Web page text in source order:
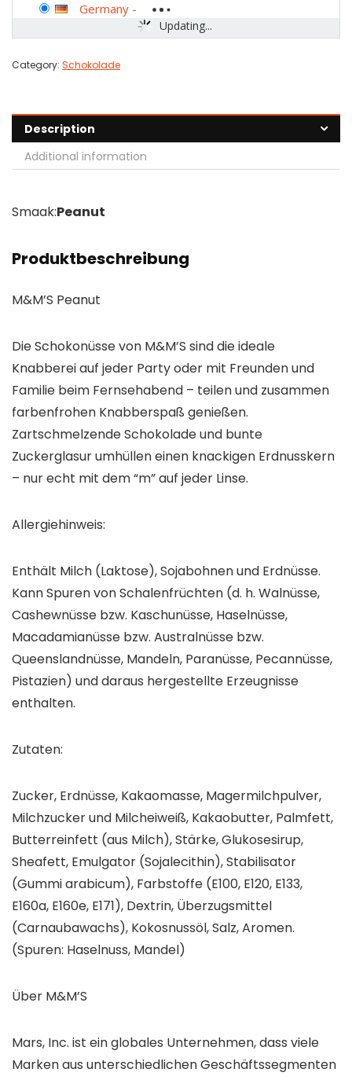
Updating...
Germany -
Category: Schokolade
Description
Additional information
Smaak:Peanut
Produktbeschreibung
M&M’S Peanut
Die Schokonüsse von M&M’S sind die ideale
Knabberei auf jeder Party oder mit Freunden und
Familie beim Fernsehabend – teilen und zusammen
farbenfrohen Knabberspaß genießen.
Zartschmelzende Schokolade und bunte
Zuckerglasur umhüllen einen knackigen Erdnusskern
– nur echt mit dem “m” auf jeder Linse.
Allergiehinweis:
Enthält Milch (Laktose), Sojabohnen und Erdnüsse.
Kann Spuren von Schalenfrüchten (d. h. Walnüsse,
Cashewnüsse bzw. Kaschunüsse, Haselnüsse,
Macadamianüsse bzw. Australnüsse bzw.
Queenslandnüsse, Mandeln, Paranüsse, Pecannüsse,
Pistazien) und daraus hergestellte Erzeugnisse
enthalten.
Zutaten:
Zucker, Erdnüsse, Kakaomasse, Magermilchpulver,
Milchzucker und Milcheiweiß, Kakaobutter, Palmfett,
Butterreinfett (aus Milch), Stärke, Glukosesirup,
Sheafett, Emulgator (Sojalecithin), Stabilisator
(Gummi arabicum), Farbstoffe (E100, E120, E133,
E160a, E160e, E171), Dextrin, Überzugsmittel
(Carnaubawachs), Kokosnussöl, Salz, Aromen.
(Spuren: Haselnuss, Mandel)
Über M&M’S
Mars, Inc. ist ein globales Unternehmen, dass viele
Marken aus unterschiedlichen Geschäftssegmenten